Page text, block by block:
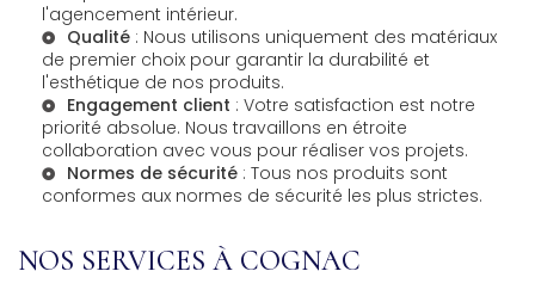
l'agencement intérieur.
Qualité : Nous utilisons uniquement des matériaux
de premier choix pour garantir la durabilité et
l'esthétique de nos produits.
Engagement client : Votre satisfaction est notre
priorité absolue. Nous travaillons en étroite
collaboration avec vous pour réaliser vos projets.
Normes de sécurité : Tous nos produits sont
conformes aux normes de sécurité les plus strictes.
NOS SERVICES À COGNAC